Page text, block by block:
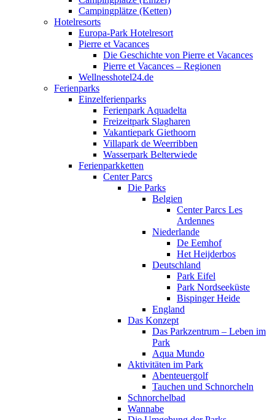
Campingplätze (Ketten)
Hotelresorts
Europa-Park Hotelresort
Pierre et Vacances
Die Geschichte von Pierre et Vacances
Pierre et Vacances – Regionen
Wellnesshotel24.de
Ferienparks
Einzelferienparks
Ferienpark Aquadelta
Freizeitpark Slagharen
Vakantiepark Giethoorn
Villapark de Weerribben
Wasserpark Belterwiede
Ferienparkketten
Center Parcs
Die Parks
Belgien
Center Parcs Les
Ardennes
Niederlande
De Eemhof
Het Heijderbos
Deutschland
Park Eifel
Park Nordseeküste
Bispinger Heide
England
Das Konzept
Das Parkzentrum – Leben im
Park
Aqua Mundo
Aktivitäten im Park
Abenteuergolf
Tauchen und Schnorcheln
Schnorchelbad
Wannabe